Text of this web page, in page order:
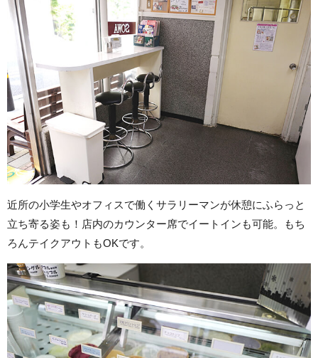
近所の小学生やオフィスで働くサラリーマンが休憩にふらっと
立ち寄る姿も！店内のカウンター席でイートインも可能。もち
ろんテイクアウトもOKです。